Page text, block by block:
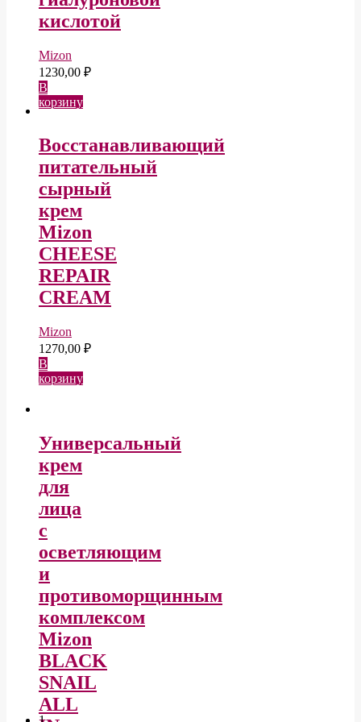
кислотой
Mizon
1230,00 ₽
В
корзину
Восстанавливающий
питательный
сырный
крем
Mizon
CHEESE
REPAIR
CREAM
Mizon
1270,00 ₽
В
корзину
Универсальный
крем
для
лица
с
осветляющим
и
противоморщинным
комплексом
Mizon
BLACK
SNAIL
ALL